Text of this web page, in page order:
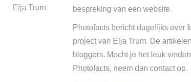
Elja Trum
bespreking van een website.
Photofacts bericht dagelijks over
project van Elja Trum. De
bloggers. Mocht je het leuk
Photofacts, neem dan contact op.